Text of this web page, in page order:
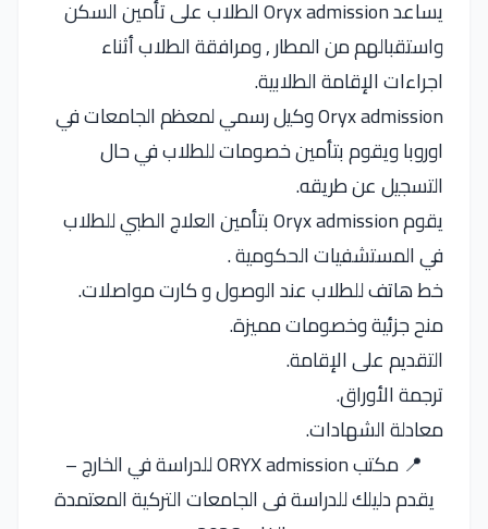
يساعد Oryx admission الطلاب على تأمين السكن
واستقبالهم من المطار , ومرافقة الطلاب أثناء
اجراءات الإقامة الطلابية.
Oryx admission وكيل رسمي لمعظم الجامعات في
اوروبا ويقوم بتأمين خصومات للطلاب في حال
التسجيل عن طريقه.
يقوم Oryx admission بتأمين العلاج الطبي للطلاب
في المستشفيات الحكومية .
خط هاتف للطلاب عند الوصول و كارت مواصلات.
منح جزئية وخصومات مميزة.
التقديم على الإقامة.
ترجمة الأوراق.
معادلة الشهادات.
📍 مكتب ORYX admission للدراسة في الخارج –
يقدم دليلك للدراسة فى الجامعات التركية المعتمدة